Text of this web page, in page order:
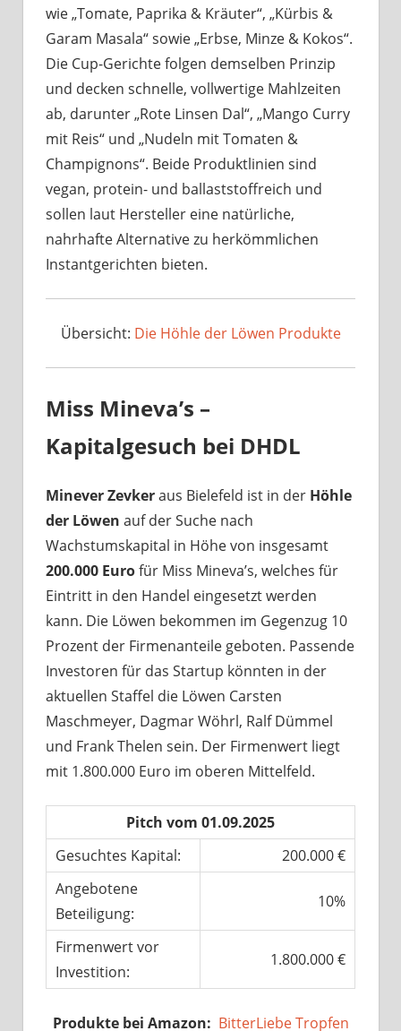
wie „Tomate, Paprika & Kräuter“, „Kürbis &
Garam Masala“ sowie „Erbse, Minze & Kokos“.
Die Cup-Gerichte folgen demselben Prinzip
und decken schnelle, vollwertige Mahlzeiten
ab, darunter „Rote Linsen Dal“, „Mango Curry
mit Reis“ und „Nudeln mit Tomaten &
Champignons“. Beide Produktlinien sind
vegan, protein- und ballaststoffreich und
sollen laut Hersteller eine natürliche,
nahrhafte Alternative zu herkömmlichen
Instantgerichten bieten.
Übersicht: Die Höhle der Löwen Produkte
Miss Mineva’s –
Kapitalgesuch bei DHDL
Minever Zevkeraus Bielefeld ist in der Höhle
der Löwen auf der Suche nach
Wachstumskapital in Höhe von insgesamt
200.000 Eurofür Miss Mineva’s, welches für
Eintritt in den Handel eingesetzt werden
kann. Die Löwen bekommen im Gegenzug 10
Prozent der Firmenanteile geboten. Passende
Investoren für das Startup könnten in der
aktuellen Staffel die Löwen Carsten
Maschmeyer, Dagmar Wöhrl, Ralf Dümmel
und Frank Thelen sein. Der Firmenwert liegt
mit 1.800.000 Euro im oberen Mittelfeld.
Pitch vom 01.09.2025
Gesuchtes Kapital:
200.000 €
Angebotene
Beteiligung:
10%
Firmenwert vor
Investition:
1.800.000 €
Produkte bei Amazon: BitterLiebe Tropfen